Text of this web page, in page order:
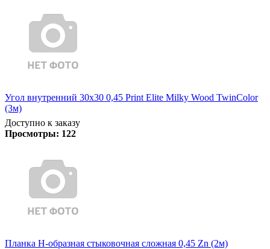
Угол внутренний 30х30 0,45 Print Elite Milky Wood TwinColor
(3м)
Доступно к заказу
Просмотры: 122
Планка Н-образная стыковочная сложная 0,45 Zn (2м)